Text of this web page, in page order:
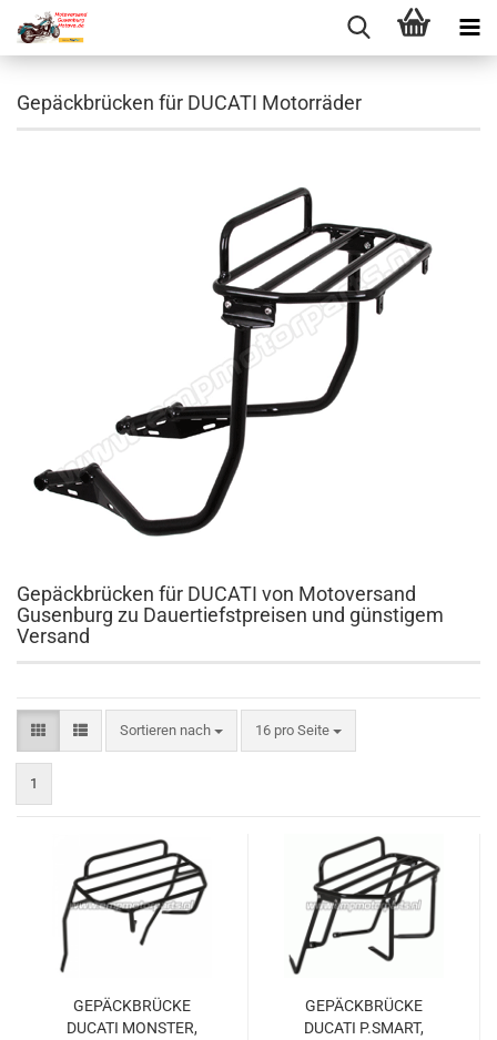
Gepäckbrücken für DUCATI Motorräder
Gepäckbrücken für DUCATI von Motoversand
Gusenburg zu Dauertiefstpreisen und günstigem
Versand
Sortieren nach
Sortieren nach 16 pro Seite
pro Seite
1
GEPÄCKBRÜCKE
DUCATI MONSTER,
GEPÄCKBRÜCKE
DUCATI P.SMART,